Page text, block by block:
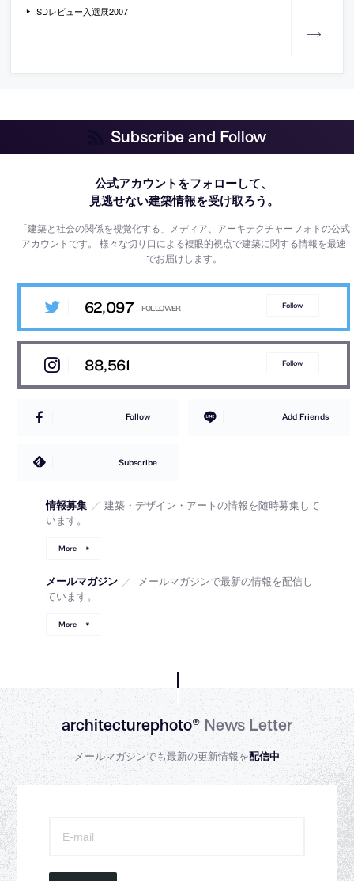
SDレビュー入選展2007
Subscribe and Follow
公式アカウントをフォローして、
見逃せない建築情報を受け取ろう。
「建築と社会の関係を視覚化する」メディア、アーキテクチャーフォトの公式
アカウントです。様々な切り口による複眼的視点で建築に関する情報を最速
でお届けします。
62,097 Follow
88,561 Follow
Follow Add Friends
Subscribe
情報募集 ／ 建築・デザイン・アートの情報を随時募集して
います。
More
メールマガジン ／
メールマガジンで最新の情報を配信し
ています。
More
architecturephoto®News Letter
メールマガジンでも最新の更新情報を配信中